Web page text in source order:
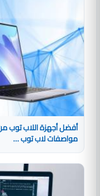
مواصفات لاب توب ...